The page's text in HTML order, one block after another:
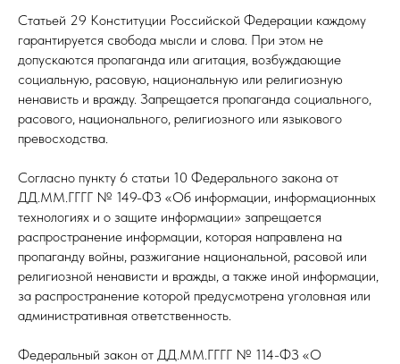
Статьей 29 Конституции Российской Федерации каждому
гарантируется свобода мысли и слова. При этом не
допускаются пропаганда или агитация, возбуждающие
социальную, расовую, национальную или религиозную
ненависть и вражду. Запрещается пропаганда социального,
расового, национального, религиозного или языкового
превосходства.
Согласно пункту 6 статьи 10 Федерального закона от
ДД.ММ.ГГГГ № 149-ФЗ «Об информации, информационных
технологиях и о защите информации» запрещается
распространение информации, которая направлена на
пропаганду войны, разжигание национальной, расовой или
религиозной ненависти и вражды, а также иной информации,
за распространение которой предусмотрена уголовная или
административная ответственность.
Федеральный закон от ДД.ММ.ГГГГ № 114-ФЗ «О